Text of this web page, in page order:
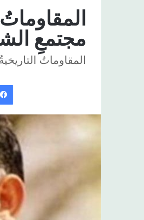
مجتمعِ
المقاوماتُ